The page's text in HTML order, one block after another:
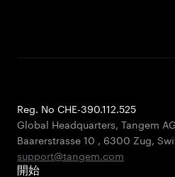
Reg. No CHE-390.112.525
Global Headquarters, Tangem AG
Baarerstrasse 10 , 6300 Zug,
support@tangem.com
開始